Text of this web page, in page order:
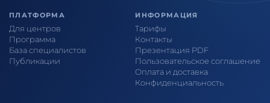
ПЛАТФОРМА
Для центров
Программа
База специалистов
Публикации
ИНФОРМАЦИЯ
Тарифы
Контакты
Презентация PDF
Пользовательское соглашение
Оплата и доставка
Конфиденциальность